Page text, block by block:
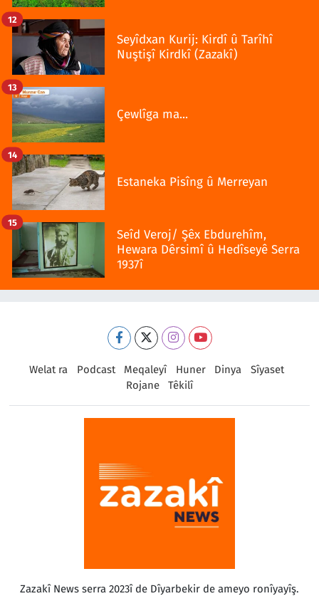
Seyîdxan Kurij: Kirdî û Tarîhî
Nuştişî Kirdkî (Zazakî)
12
Çewlîga ma...
13
Estaneka Pisîng û Merreyan
14
Seîd Veroj/ Şêx Ebdurehîm,
Hewara Dêrsimî û Hedîseyê Serra
1937î
15
Welat ra Podcast Meqaleyî Huner Dinya
Sîyaset
Rojane
Têkilî
Zazakî News serra 2023î de Dîyarbekir de ameyo ronîyayîş.